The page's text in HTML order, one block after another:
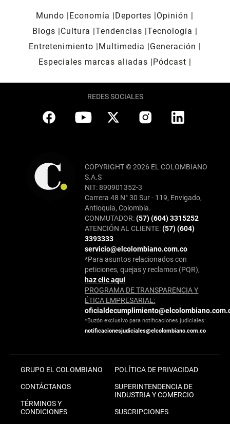
Mundo Economía Deportes
Opinión
Blogs
Cultura Tendencias Tecnología
Entretenimiento
Multimedia
Generación
Especiales marcas aliadas
Pódcast
REDES SOCIALES
COPYRIGHT © 2026 EL COLOMBIANO
S.A.S
NIT: 890901352-3
Carrera 48 N° 30 Sur - 119, Envigado,
Antioquia, Colombia.
CONMUTADOR:(57) (604) 3315252
ATENCIÓN AL CLIENTE:(57) (604)
3393333
servicio@elcolombiano.com.co
*Para asuntos relacionados con
peticiones, quejas y reclamos (PQR),
haz clic aquí
PROGRAMA DE TRANSPARENCIA Y
ÉTICA EMPRESARIAL:
*Buzón exclusivo para notificaciones judiciales:
notificacionesjudiciales@elcolombiano.com.co
GRUPO EL COLOMBIANO
CONTÁCTANOS
TÉRMINOS Y
CONDICIONES
POLÍTICA DE PRIVACIDAD
SUPERINTENDENCIA DE
INDUSTRIA Y COMERCIO
SUSCRIPCIONES